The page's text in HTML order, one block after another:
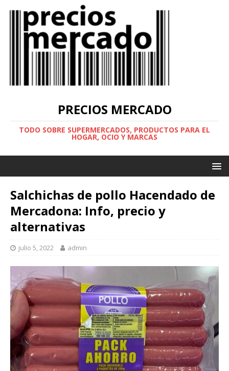
PRECIOS MERCADO
TODO SOBRE SUPERMERCADOS, PRODUCTOS PARA EL
HOGAR, OCIO Y MARCAS
Salchichas de pollo Hacendado de
Mercadona: Info, precio y
alternativas
julio 5, 2022 admin